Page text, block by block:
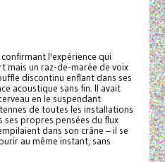
l'expérience qui
mais un raz-de-marée de voix
discontinu enflant dans ses
acoustique sans fin. Il avait
en le suspendant
de toutes les installations
ses propres pensées du flux
dans son crâne – il se
au même instant, sans